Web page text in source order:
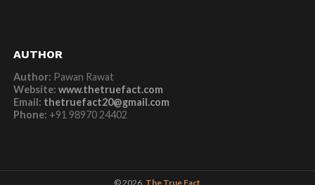
AUTHOR
Author: Pawan Rawat
Website: www.thetruefact.com
Email: thetruefact20@gmail.com
Phone: +91 98970 24402
© 2026, The True Fact